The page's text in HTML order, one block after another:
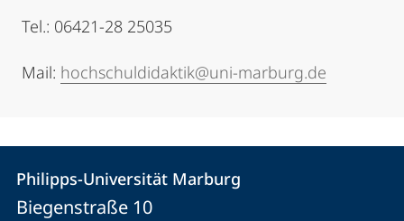
Tel.: 06421-28 25035
Mail: hochschuldidaktik@uni-marburg.de
Kontakt
und
Kontaktinformationen
Philipps-
Philipps-Universität Marburg
Biegenstraße 10